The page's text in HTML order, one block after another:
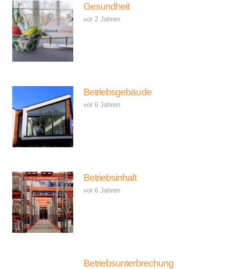
Gesundheit
vor 2 Jahren
Betriebsgebäude
vor 6 Jahren
Betriebsinhalt
vor 6 Jahren
Betriebsunterbrechung